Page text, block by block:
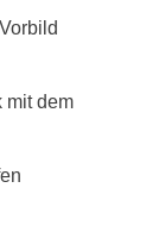
mit dem